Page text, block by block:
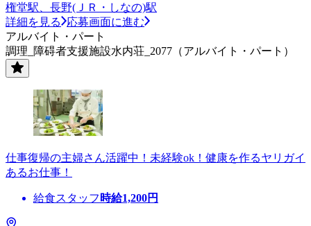
権堂駅、長野(ＪＲ・しなの)駅
詳細を見る
応募画面に進む
アルバイト・パート
調理_障碍者支援施設水内荘_2077（アルバイト・パート）
仕事復帰の主婦さん活躍中！未経験ok！健康を作るヤリガイ
あるお仕事！
給食スタッフ 時給1,200円